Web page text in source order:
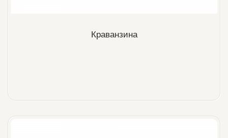
Краванзина